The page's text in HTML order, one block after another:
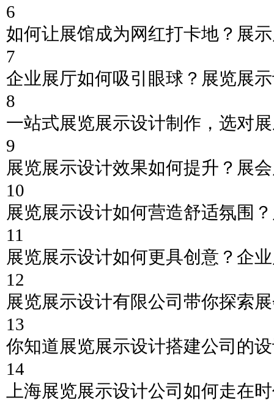
6
如何让展馆成为网红打卡地？展
7
企业展厅如何吸引眼球？展览展
8
一站式展览展示设计制作，选对
9
展览展示设计效果如何提升？展
10
展览展示设计如何营造舒适氛围
11
展览展示设计如何更具创意？企
12
展览展示设计有限公司带你探索
13
你知道展览展示设计搭建公司的
14
上海展览展示设计公司如何走在